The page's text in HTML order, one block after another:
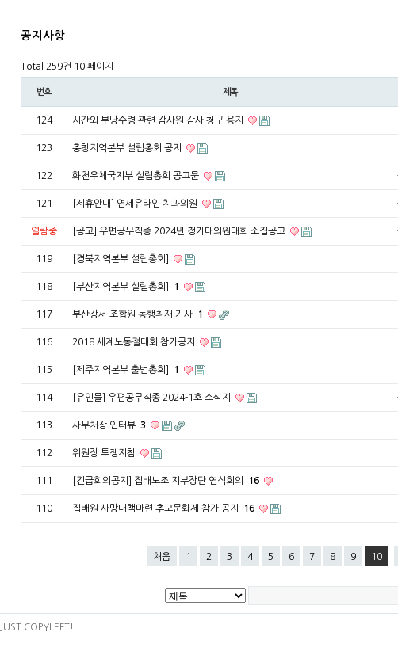
공지사항
Total 259건 10 페이지
번호 제목
124 시간외 부당수령 관련 감사원 감사 청구 용지
123 충청지역본부 설립총회 공지
122 화천우체국지부 설립총회 공고문
121 [제휴안내] 연세유라인 치과의원
열람중 [공고] 우편공무직종 2024년 정기대의원대회 소집공고
119 [경북지역본부 설립총회]
118 [부산지역본부 설립총회] 1
117 부산강서 조합원 동행취재 기사 1
116 2018 세계노동절대회 참가공지
115 [제주지역본부 출범총회] 1
114 [유인물] 우편공무직종 2024-1호 소식지
113 사무처장 인터뷰 3
112 위원장 투쟁지침
111 [긴급회의공지] 집배노조 지부장단 연석회의 16
110 집배원 사망대책마련 추모문화제 참가 공지 16
처음 1 2 3 4 5 6 7 8 9 10
COPYLEFT!